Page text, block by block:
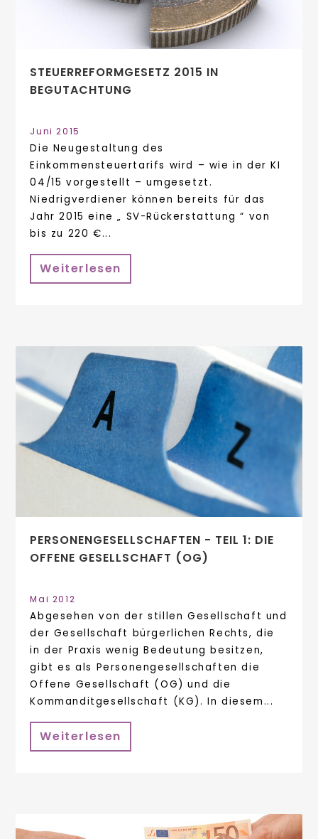
STEUERREFORMGESETZ 2015 IN
BEGUTACHTUNG
Juni 2015
Die Neugestaltung des
Einkommensteuertarifs wird – wie in der KI
04/15 vorgestellt – umgesetzt.
Niedrigverdiener können bereits für das
Jahr 2015 eine „ SV-Rückerstattung “ von
bis zu 220 €...
Weiterlesen
PERSONENGESELLSCHAFTEN - TEIL 1: DIE
OFFENE GESELLSCHAFT (OG)
Mai 2012
Abgesehen von der stillen Gesellschaft und
der Gesellschaft bürgerlichen Rechts, die
in der Praxis wenig Bedeutung besitzen,
gibt es als Personengesellschaften die
Offene Gesellschaft (OG) und die
Kommanditgesellschaft (KG). In diesem...
Weiterlesen